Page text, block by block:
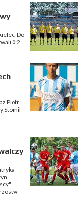
Do
0:2.
Piotr
Stomil